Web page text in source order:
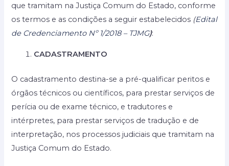
que tramitam na Justiça Comum do Estado, conforme
os termos e as condições a seguir estabelecidos (Edital
de Credenciamento Nº 1/2018 – TJMG):
CADASTRAMENTO
O cadastramento destina-se a pré-qualificar peritos e
órgãos técnicos ou científicos, para prestar serviços de
perícia ou de exame técnico, e tradutores e
intérpretes, para prestar serviços de tradução e de
interpretação, nos processos judiciais que tramitam na
Justiça Comum do Estado.